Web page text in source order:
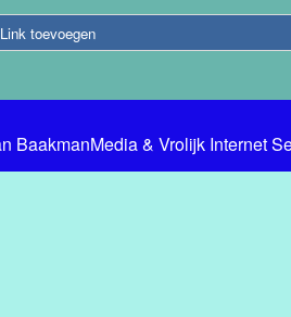
Link toevoegen
BaakmanMedia& Vrolijk Internet